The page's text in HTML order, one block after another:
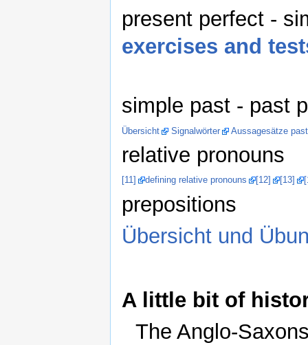
present perfect -
exercises and
simple past - past
Übersicht Signalwörter Aussagesätze
relative pronouns
[11] defining relative pronouns [12] [13]
prepositions
Übersicht und
A little bit of
The Anglo-